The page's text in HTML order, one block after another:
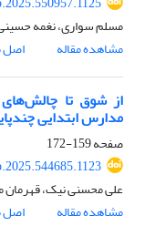
مسلم سواری، نغمه
مشاهده مقاله
اصل
از شوق تا
مدارس ابتدایی
صفحه159-172
علی محسنی نیک، قهرمان
مشاهده مقاله
اصل